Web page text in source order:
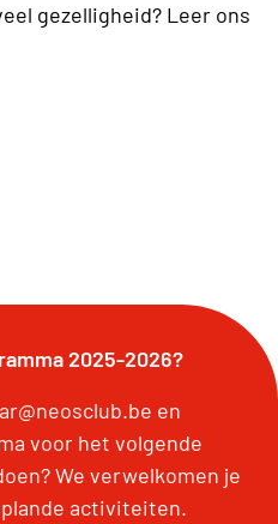
gezelligheid? Leer ons
2025-2026?
en
voor het volgende
We verwelkomen je
activiteiten.